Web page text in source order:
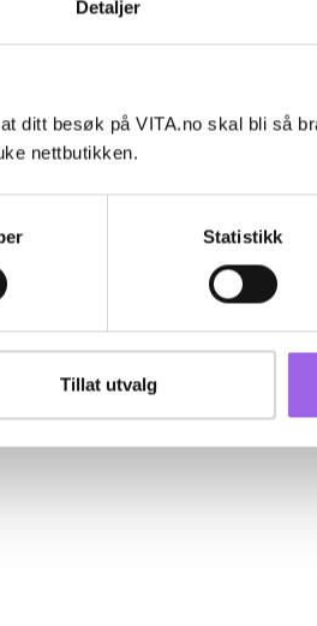
Detaljer
ditt besøk på VITA.no skal bli så
nettbutikken.
Statistikk
Tillat utvalg